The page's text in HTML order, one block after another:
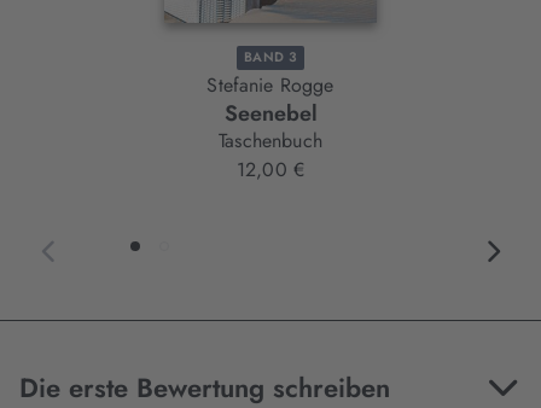
BAND 3
Stefanie Rogge
Seenebel
Taschenbuch
12,00 €
Die erste Bewertung schreiben